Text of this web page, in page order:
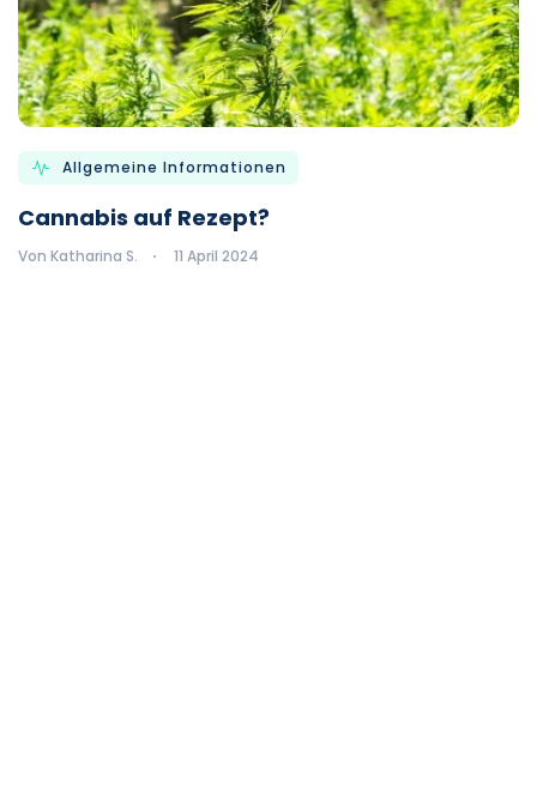
Allgemeine Informationen
Cannabis auf Rezept?
Von Katharina S. 11 April 2024